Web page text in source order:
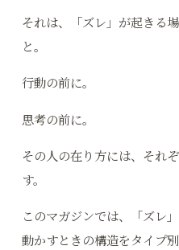
それは、「ズレ」が起きる
と。
行動の前に。
思考の前に。
その人の在り方には、それ
す。
このマガジンでは、「ズレ
動かすときの構造をタイプ